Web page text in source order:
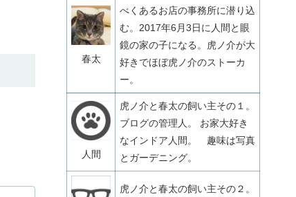
春太
べくあるお店の事務所に潜り込
む。2017年6月3日に人間と眼
鏡の家の子になる。虎ノ介が大
好きでほぼ虎ノ介のストーカ
ー。
人間
虎ノ介と春太の飼い主その１。
ブログの管理人。 お家大好き
なインドア人間。 趣味は写真
とガーデニング。
虎ノ介と春太の飼い主その２。